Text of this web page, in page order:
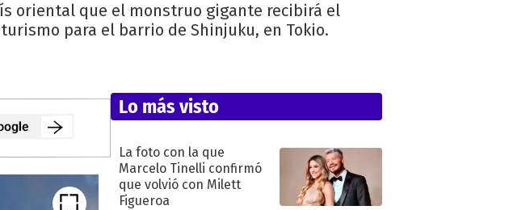
oriental que el monstruo gigante recibirá el
para el barrio de Shinjuku, en Tokio.
Lo más visto
La foto con la que
Marcelo Tinelli confirmó
que volvió con Milett
Figueroa